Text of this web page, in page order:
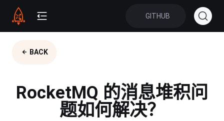
GITHUB
BACK
RocketMQ 的消息堆积问
题如何解决？